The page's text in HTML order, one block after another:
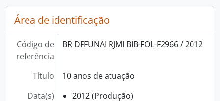
Área de identificação
Código de
referência
BR DFFUNAI RJMI BIB-FOL-F2966 / 2012
Título
10 anos de atuação
Data(s)
2012 (Produção)